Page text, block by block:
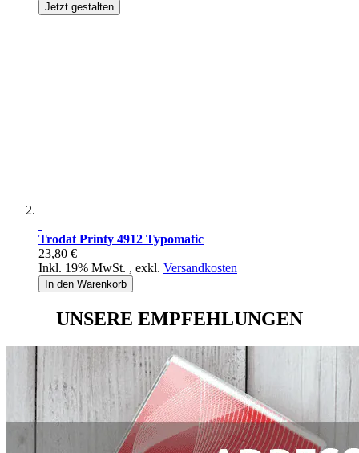
Jetzt gestalten
Trodat Printy 4912 Typomatic
23,80 €
Inkl. 19% MwSt. , exkl. Versandkosten
In den Warenkorb
UNSERE EMPFEHLUNGEN